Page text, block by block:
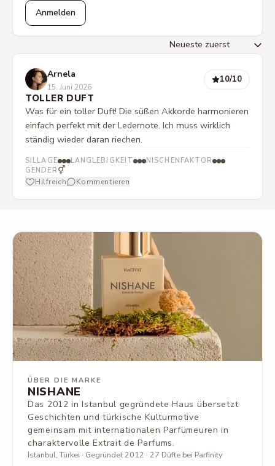
Anmelden
Arnela
15. Juni 2026
10/10
TOLLER DUFT
Was für ein toller Duft! Die süßen Akkorde harmonieren
einfach perfekt mit der Ledernote. Ich muss wirklich
ständig wieder daran riechen.
SILLAGE LANGLEBIGKEIT
NISCHENFAKTOR
GENDER ⚥
Hilfreich Kommentieren
ÜBER DIE MARKE
NISHANE
Das 2012 in Istanbul gegründete Haus übersetzt
Geschichten und türkische Kulturmotive
gemeinsam mit internationalen Parfümeuren in
charaktervolle Extrait de Parfums.
Istanbul, Türkei · Gegründet 2012 · 27 Düfte bei Parfinity